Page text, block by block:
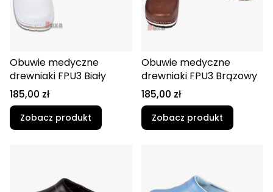
Obuwie medyczne
drewniaki FPU3 Biały
Cena
185,00 zł
Zobacz produkt
Obuwie medyczne
drewniaki FPU3 Brązowy
Cena
185,00 zł
Zobacz produkt